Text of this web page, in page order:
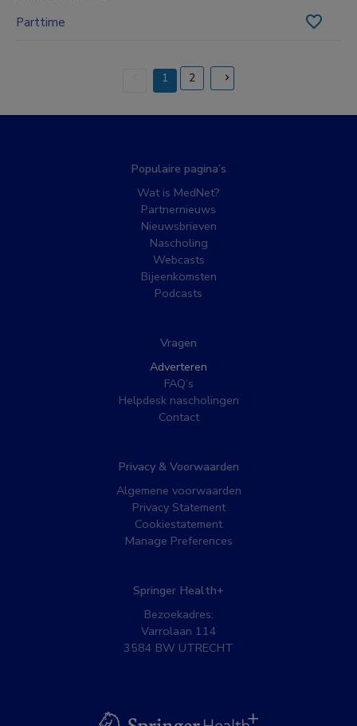
Parttime
1
(current)
2
Populaire pagina’s
Wat is MedNet?
Partnernieuws
Nieuwsbrieven
Nascholing
Webcasts
Bijeenkomsten
Podcasts
Vragen
Adverteren
FAQ’s
Helpdesk nascholingen
Contact
Privacy & Voorwaarden
Algemene voorwaarden
Privacy Statement
Cookiestatement
Manage Preferences
Springer Health+
Bezoekadres:
Varrolaan 114
3584 BW UTRECHT
BSL